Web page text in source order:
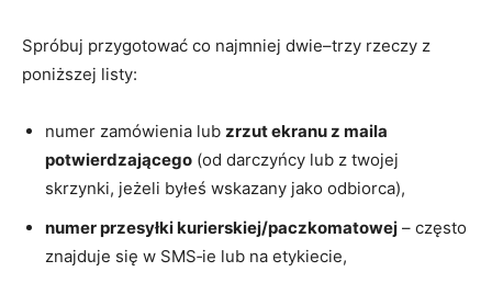
Spróbuj przygotować co najmniej dwie–trzy rzeczy z
poniższej listy:
numer zamówienia lub zrzut ekranu z maila
potwierdzającego (od darczyńcy lub z twojej
skrzynki, jeżeli byłeś wskazany jako odbiorca),
numer przesyłki kurierskiej/paczkomatowej – często
znajduje się w SMS‑ie lub na etykiecie,